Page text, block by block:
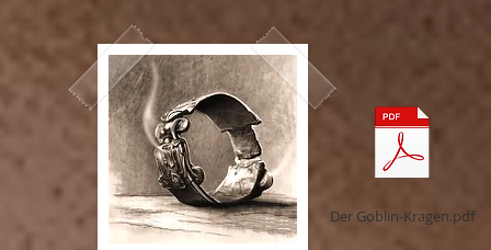
Der Goblin-Kragen.pdf